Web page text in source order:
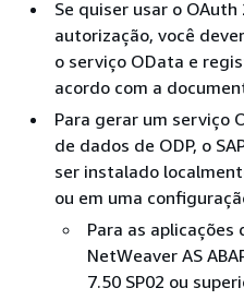
Se quiser usar o
autorização, você
o serviço OData e
acordo com a
Para gerar um serviço
de dados de ODP, o
ser instalado
ou em uma
Para as aplicações
NetWeaver AS
7.50 SP02 ou